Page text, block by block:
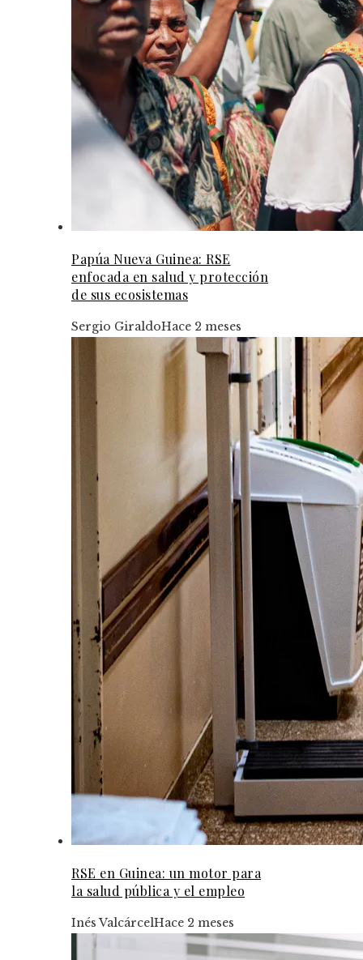
Papúa Nueva Guinea: RSE
enfocada en salud y protección
de sus ecosistemas
Sergio GiraldoHace 2 meses
RSE en Guinea: un motor para
la salud pública y el empleo
Inés ValcárcelHace 2 meses